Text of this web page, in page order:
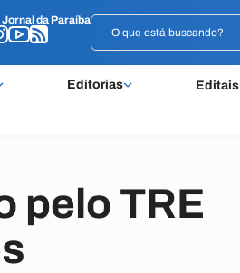
Jornal da Paraíba
Editorias Editais
Jornal da Paraíba
pelo TRE